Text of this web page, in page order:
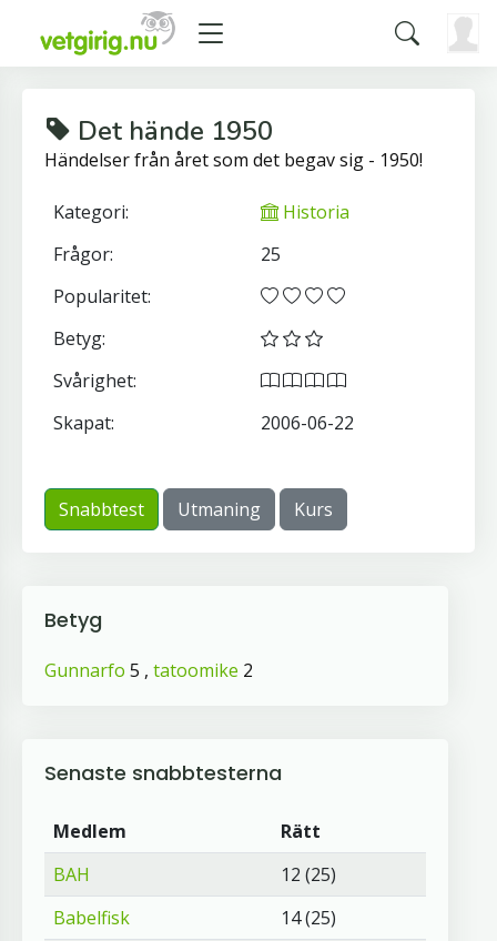
Det hände 1950
Händelser från året som det begav sig - 1950!
Kategori:
Historia
Frågor:
25
Popularitet:
Betyg:
Svårighet:
Skapat:
2006-06-22
Snabbtest Utmaning Kurs
Betyg
Gunnarfo 5 , tatoomike 2
Senaste snabbtesterna
Medlem
Rätt
BAH
12 (25)
Babelfisk
14 (25)